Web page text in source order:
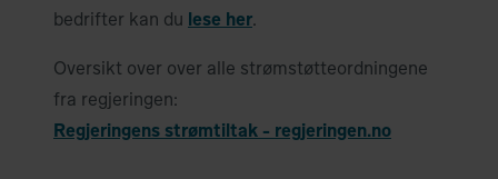
bedrifter kan du lese her.
Oversikt over over alle strømstøtteordningene
fra regjeringen:
Regjeringens strømtiltak - regjeringen.no